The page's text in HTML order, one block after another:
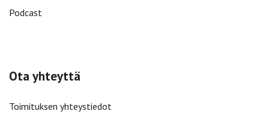
Podcast
Ota yhteyttä
Toimituksen yhteystiedot